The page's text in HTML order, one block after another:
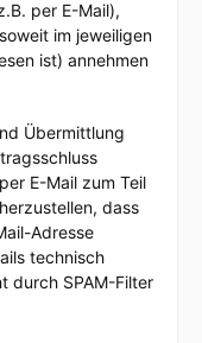
per E-Mail),
im jeweiligen
ist) annehmen
Übermittlung
E-Mail zum Teil
dass
Adresse
technisch
durch SPAM-Filter